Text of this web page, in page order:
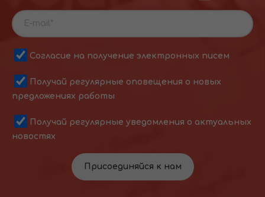
Согласие на получение электронных писем
Получай регулярные оповещения о новых
предложениях работы
Получай регулярные уведомления о актуальных
новостях
Присоединяйся к нам